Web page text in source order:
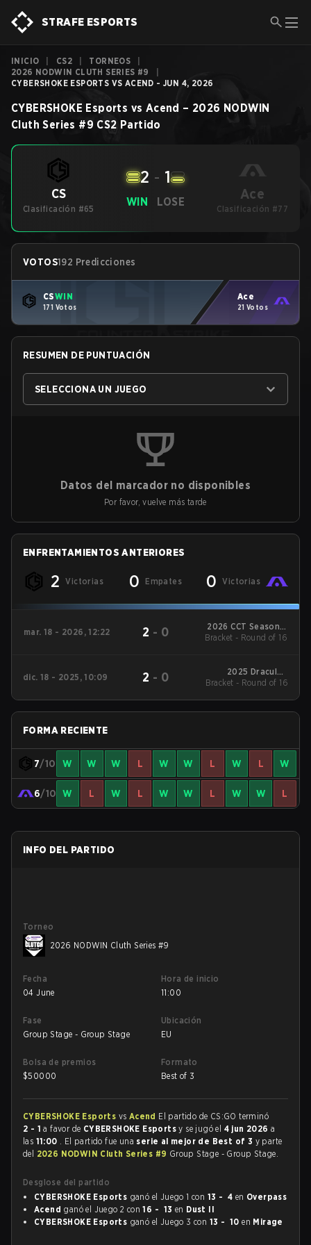
STRAFE ESPORTS
INICIO CS2 TORNEOS
2026 NODWIN CLUTH SERIES #9
CYBERSHOKE ESPORTS VS ACEND - JUN 4, 2026
CYBERSHOKE Esports vs Acend – 2026 NODWIN
Cluth Series #9 CS2 Partido
CS
Clasificación #65
WIN
2 - 1
LOSE Ace
Clasificación #77
VOTOS192 Predicciones
CSWIN
171 Votos
Ace
21 Votos
RESUMEN DE PUNTUACIÓN
SELECCIONA UN JUEGO
Datos del marcador no disponibles
Por favor, vuelve más tarde
ENFRENTAMIENTOS ANTERIORES
2 Victorias 0 Empates 0 Victorias
mar. 18 - 2026, 12:22 2 - 0
2026 CCT Season 3
European Series #18
Bracket - Round of 16
dic. 18 - 2025, 10:09 2 - 0
2025 DraculaN
Season 4
Bracket - Round of 16
FORMA RECIENTE
7/10 W W W L W W L W L W
6/10 W L W L W W L W W L
INFO DEL PARTIDO
Torneo
2026 NODWIN Cluth Series #9
Fecha
04 June
Hora de inicio
11:00
Fase
Group Stage - Group Stage
Ubicación
EU
Bolsa de premios
$50000
Formato
Best of 3
CYBERSHOKE Esports vs Acend El partido de CS:GO terminó
2 - 1 a favor de CYBERSHOKE Esportsy se jugó el 4 jun 2026a
las 11:00 . El partido fue una serie al mejor de Best of 3 y parte
del 2026 NODWIN Cluth Series #9 Group Stage - Group Stage.
Desglose del partido
CYBERSHOKE Esports ganó el Juego 1 con 13 - 4 en Overpass
Acend ganó el Juego 2 con16 - 13 en Dust II
CYBERSHOKE Esports ganó el Juego 3 con 13 - 10 en Mirage